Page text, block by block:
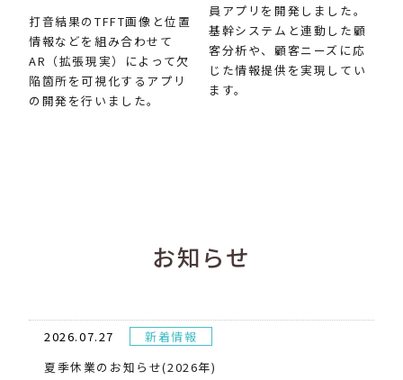
打音結果のTFFT画像と位置
情報などを組み合わせて
AR（拡張現実）によって欠
陥箇所を可視化するアプリ
の開発を行いました。
員アプリを開発しました。
基幹システムと連動した顧
客分析や、顧客ニーズに応
じた情報提供を実現してい
ます。
お知らせ
2026.07.27
新着情報
夏季休業のお知らせ(2026年)